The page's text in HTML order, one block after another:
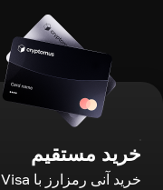
خرید مستقیم